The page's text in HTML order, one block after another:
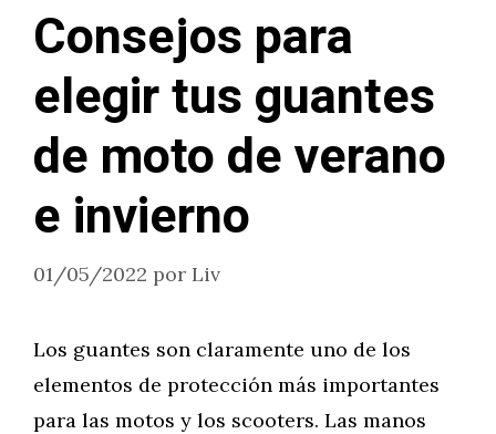
Consejos para
elegir tus guantes
de moto de verano
e invierno
01/05/2022 por Liv
Los guantes son claramente uno de los
elementos de protección más importantes
para las motos y los scooters. Las manos